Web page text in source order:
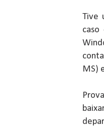
Tive
caso
conta
MS)